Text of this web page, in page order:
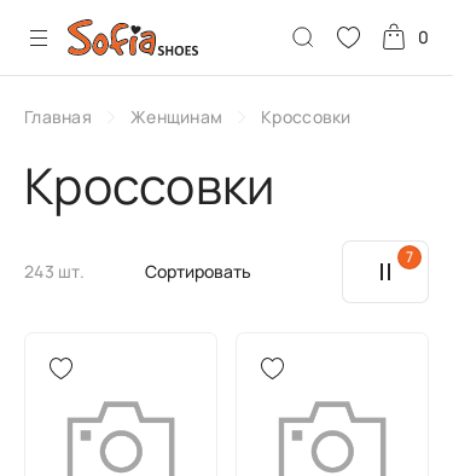
0
Главная Женщинам Кроссовки
Кроссовки
Сортировать
243 шт.
7